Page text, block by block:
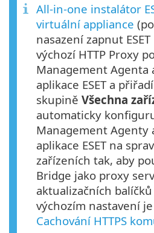
All-in-one instalátor
virtuální appliance
nasazení zapnut
výchozí HTTP Proxy
Management Agenta
aplikace ESET a
skupině Všechna
automaticky
Management Agenty
aplikace ESET na
zařízeních tak, aby
Bridge jako proxy
aktualizačních balíčků
výchozím nastavení
Cachování HTTPS